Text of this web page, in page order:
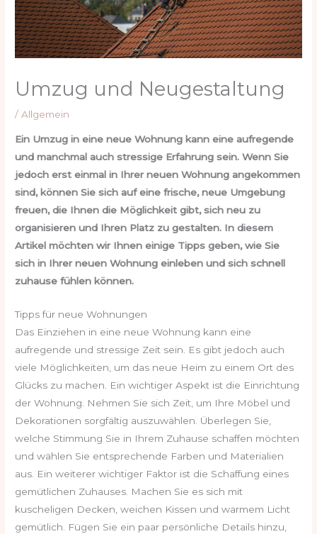
Umzug und Neugestaltung
/ Allgemein
Ein Umzug in eine neue Wohnung kann eine aufregende
und manchmal auch stressige Erfahrung sein. Wenn Sie
jedoch erst einmal in Ihrer neuen Wohnung angekommen
sind, können Sie sich auf eine frische, neue Umgebung
freuen, die Ihnen die Möglichkeit gibt, sich neu zu
organisieren und Ihren Platz zu gestalten. In diesem
Artikel möchten wir Ihnen einige Tipps geben, wie Sie
sich in Ihrer neuen Wohnung einleben und sich schnell
zuhause fühlen können.
Tipps für neue Wohnungen
Das Einziehen in eine neue Wohnung kann eine
aufregende und stressige Zeit sein. Es gibt jedoch auch
viele Möglichkeiten, um das neue Heim zu einem Ort des
Glücks zu machen. Ein wichtiger Aspekt ist die Einrichtung
der Wohnung. Nehmen Sie sich Zeit, um Ihre Möbel und
Dekorationen sorgfältig auszuwählen. Überlegen Sie,
welche Stimmung Sie in Ihrem Zuhause schaffen möchten
und wählen Sie entsprechende Farben und Materialien
aus. Ein weiterer wichtiger Faktor ist die Schaffung eines
gemütlichen Zuhauses. Machen Sie es sich mit
kuscheligen Decken, weichen Kissen und warmem Licht
gemütlich. Fügen Sie ein paar persönliche Details hinzu,